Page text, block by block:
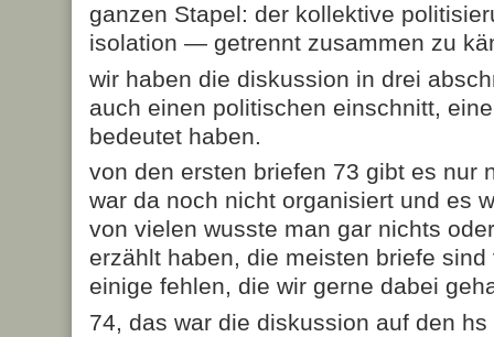
ganzen Stapel: der kollektive
isolation — getrennt zusammen zu
wir haben die diskussion in drei
auch einen politischen einschnitt,
bedeutet haben.
von den ersten briefen 73 gibt es nur
war da noch nicht organisiert und es
von vielen wusste man gar nichts
erzählt haben, die meisten briefe
einige fehlen, die wir gerne dabei
74, das war die diskussion auf den